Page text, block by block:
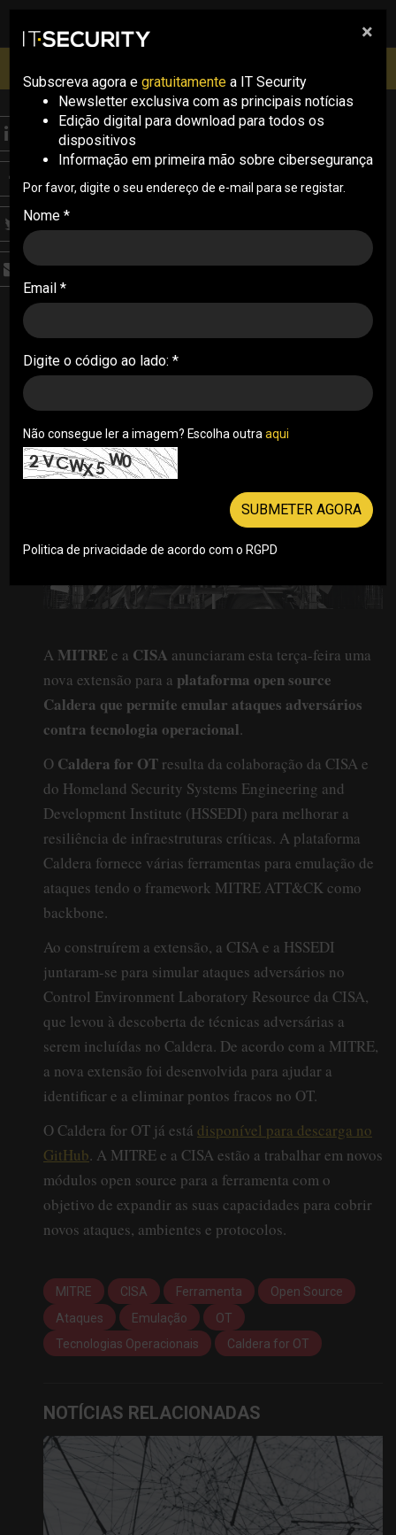
pesquisa
Inscrições abertas
NEWS
CISA e MITRE lançam
ferramenta para
emulação de ataques
OT
O Caldera for OT, introduzido pelo MITRE e pela
CISA, é uma nova extensão que permite emular
operacionais como alvo
A MITREe a CISA anunciaram esta terça-feira uma
nova extensão para a plataforma open source
Caldera que permite emular ataques adversários
contra tecnologia operacional.
O Caldera for OT resulta da colaboração da CISA e
do Homeland Security Systems Engineering and
Development Institute (HSSEDI) para melhorar a
resiliência de infraestruturas críticas. A plataforma
Caldera fornece várias ferramentas para emulação de
ataques tendo o framework MITRE ATT&CK como
backbone.
Ao construírem a extensão, a CISA e a HSSEDI
juntaram-se para simular ataques adversários no
Control Environment Laboratory Resource da CISA,
que levou à descoberta de técnicas adversárias a
serem incluídas no Caldera. De acordo com a MITRE,
a nova extensão foi desenvolvida para ajudar a
identificar e a eliminar pontos fracos no OT.
O Caldera for OT já está disponível para descarga no
GitHub. A MITRE e a CISA estão a trabalhar em novos
módulos open source para a ferramenta com o
objetivo de expandir as suas capacidades para cobrir
novos ataques, ambientes e protocolos.
MITRE CISA Ferramenta
Open Source
Ataques
Emulação
OT
Tecnologias Operacionais
Caldera for OT
NOTÍCIAS RELACIONADAS
×
Subscreva agora e gratuitamente a IT Security
Newsletter exclusiva com as principais notícias
Edição digital para download para todos os
dispositivos
Informação em primeira mão sobre cibersegurança
Por favor, digite o seu endereço de e-mail para se registar.
Nome *
Email *
Digite o código ao lado: *
Não consegue ler a imagem? Escolha outra aqui
SUBMETER AGORA
Politica de privacidade de acordo com o RGPD